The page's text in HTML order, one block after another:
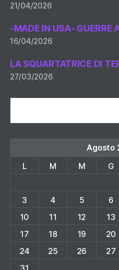
21/04/2026
-MADE IN USA- GUERRE
16/04/2026
LA SQUARTATRICE DI
27/03/2026
Agosto
L
M M G
3
4 5 6
10
11 12 13
17
18 19 20
24
25 26 27
31